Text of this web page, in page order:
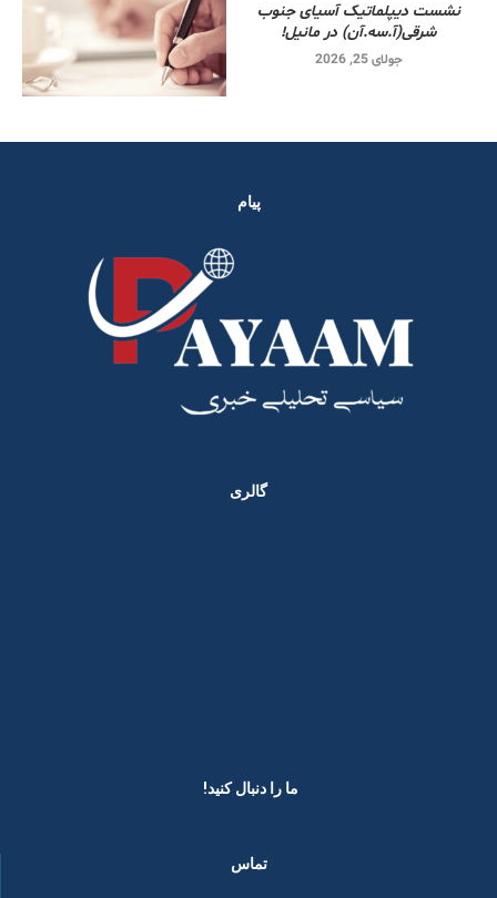
نشست دیپلماتیک آسیای جنوب
شرقی‌(آ.سه.آن) در مانیل!
جولای 25, 2026
پیام
گالری
ما را دنبال کنید! ​
تماس